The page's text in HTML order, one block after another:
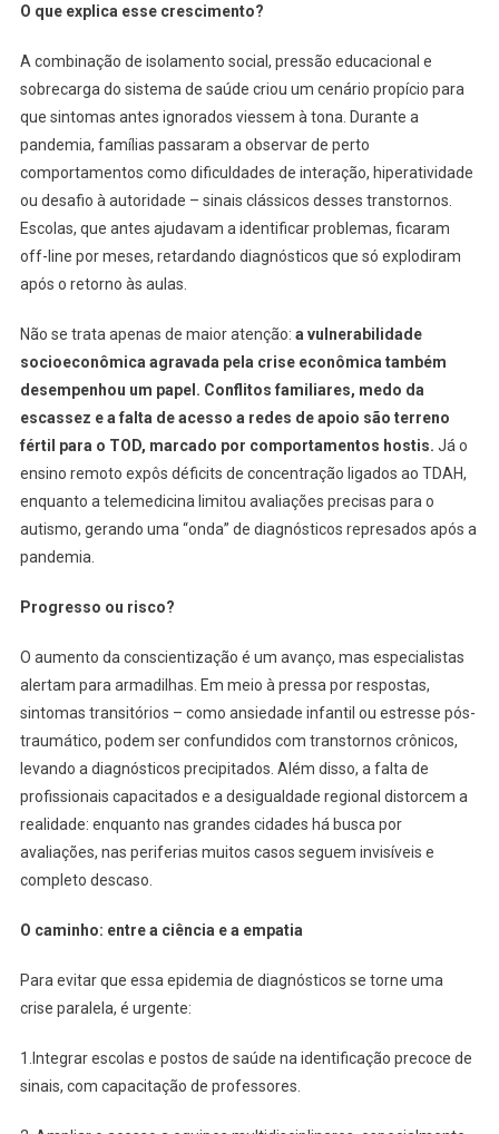
O que explica esse crescimento?
A combinação de isolamento social, pressão educacional e
sobrecarga do sistema de saúde criou um cenário propício para
que sintomas antes ignorados viessem à tona. Durante a
pandemia, famílias passaram a observar de perto
comportamentos como dificuldades de interação, hiperatividade
ou desafio à autoridade – sinais clássicos desses transtornos.
Escolas, que antes ajudavam a identificar problemas, ficaram
off-line por meses, retardando diagnósticos que só explodiram
após o retorno às aulas.
Não se trata apenas de maior atenção: a vulnerabilidade
socioeconômica agravada pela crise econômica também
desempenhou um papel. Conflitos familiares, medo da
escassez e a falta de acesso a redes de apoio são terreno
fértil para o TOD, marcado por comportamentos hostis. Já o
ensino remoto expôs déficits de concentração ligados ao TDAH,
enquanto a telemedicina limitou avaliações precisas para o
autismo, gerando uma “onda” de diagnósticos represados após a
pandemia.
Progresso ou risco?
O aumento da conscientização é um avanço, mas especialistas
alertam para armadilhas. Em meio à pressa por respostas,
sintomas transitórios – como ansiedade infantil ou estresse pós-
traumático, podem ser confundidos com transtornos crônicos,
levando a diagnósticos precipitados. Além disso, a falta de
profissionais capacitados e a desigualdade regional distorcem a
realidade: enquanto nas grandes cidades há busca por
avaliações, nas periferias muitos casos seguem invisíveis e
completo descaso.
O caminho: entre a ciência e a empatia
Para evitar que essa epidemia de diagnósticos se torne uma
crise paralela, é urgente:
1.Integrar escolas e postos de saúde na identificação precoce de
sinais, com capacitação de professores.